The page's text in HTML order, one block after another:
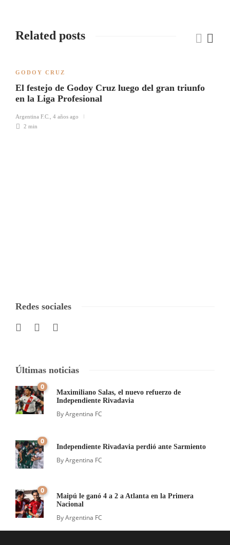
Related posts
GODOY CRUZ
El festejo de Godoy Cruz luego del gran triunfo
en la Liga Profesional
Argentina F.C.
4 años ago
2 min
Redes sociales
Últimas noticias
0
Maximiliano Salas, el nuevo refuerzo de
Independiente Rivadavia
ByArgentina FC
0
Independiente Rivadavia perdió ante Sarmiento
ByArgentina FC
0
Maipú le ganó 4 a 2 a Atlanta en la Primera
Nacional
ByArgentina FC